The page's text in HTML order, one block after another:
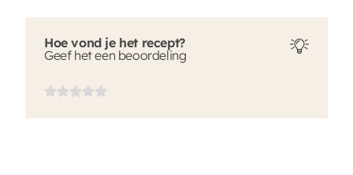
Hoe vond je het recept?
Geef het een beoordeling